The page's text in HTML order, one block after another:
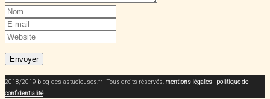
2018/2019 blog-des-astucieuses.fr - Tous droits réservés. mentions légales- politique de
confidentialité